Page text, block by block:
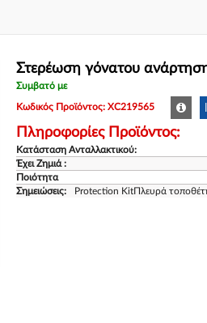
Στερέωση γόνατου
Συμβατό με
Κωδικός Προϊόντος: XC219565
Πληροφορίες Προϊόντος:
Κατάσταση Ανταλλακτικού:
Έχει Ζημιά :
Ποιότητα
Σημειώσεις:
Protection KitΠλευρά